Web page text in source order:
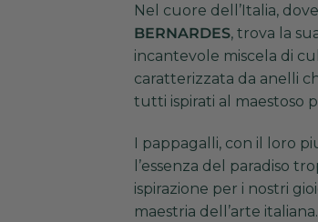
Nel cuore dell’Italia,
BERNARDES, trova la
incantevole miscela di
caratterizzata da anelli
tutti ispirati al maestoso
I pappagalli, con il loro
l’essenza del paradiso
ispirazione per i nostri
maestria dell’arte italiana.